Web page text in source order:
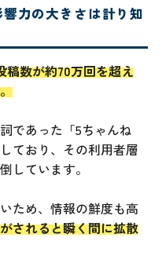
力の大きさは計り知
稿数が約70万回を超え
であった「5ちゃんね
ており、その利用者層
しています。
ため、情報の鮮度も高
されると瞬く間に拡散